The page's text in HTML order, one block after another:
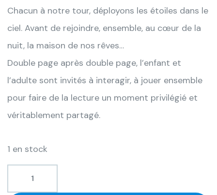
Chacun à notre tour, déployons les étoiles dans le
ciel. Avant de rejoindre, ensemble, au cœur de la
nuit, la maison de nos rêves…
Double page après double page, l’enfant et
l’adulte sont invités à interagir, à jouer ensemble
pour faire de la lecture un moment privilégié et
véritablement partagé.
1 en stock